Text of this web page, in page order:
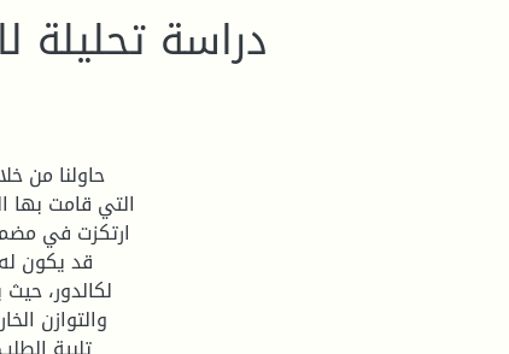
دراسة تحليلة
حاولنا من
ارتكزت في
قد يكون
لكالدور،
والتوازن